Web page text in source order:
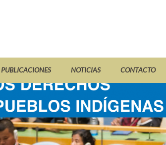
PUBLICACIONES NOTICIAS CONTACTO